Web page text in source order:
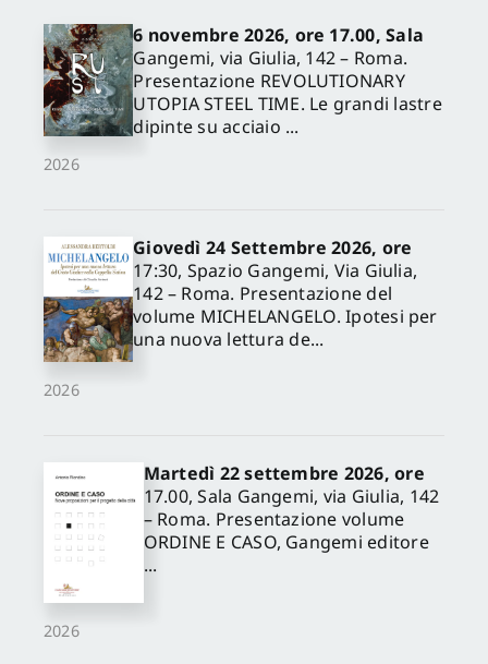
2026
6 novembre 2026, ore 17.00, Sala
Gangemi, via Giulia, 142 – Roma.
Presentazione REVOLUTIONARY
UTOPIA STEEL TIME. Le grandi lastre
dipinte su acciaio ...
2026
Giovedì 24 Settembre 2026, ore
17:30, Spazio Gangemi, Via Giulia,
142 – Roma. Presentazione del
volume MICHELANGELO. Ipotesi per
una nuova lettura de...
2026
Martedì 22 settembre 2026, ore
17.00, Sala Gangemi, via Giulia, 142
– Roma. Presentazione volume
ORDINE E CASO, Gangemi editore
...